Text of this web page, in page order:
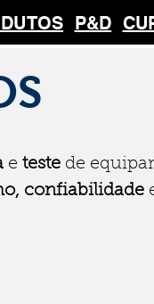
P&D
e teste de
confiabilidade